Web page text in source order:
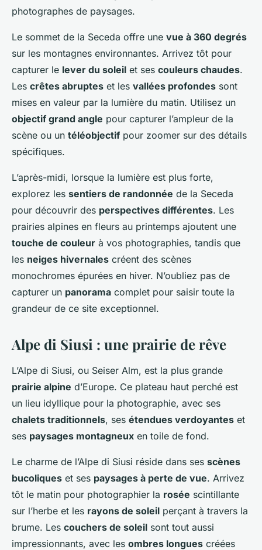
photographes de paysages.
Le sommet de la Seceda offre une vue à 360 degrés
sur les montagnes environnantes. Arrivez tôt pour
capturer le lever du soleil et ses couleurs chaudes.
Les crêtes abruptes et les vallées profondes sont
mises en valeur par la lumière du matin. Utilisez un
objectif grand angle pour capturer l’ampleur de la
scène ou un téléobjectif pour zoomer sur des détails
spécifiques.
L’après-midi, lorsque la lumière est plus forte,
explorez les sentiers de randonnée de la Seceda
pour découvrir des perspectives différentes. Les
prairies alpines en fleurs au printemps ajoutent une
touche de couleur à vos photographies, tandis que
les neiges hivernales créent des scènes
monochromes épurées en hiver. N’oubliez pas de
capturer un panorama complet pour saisir toute la
grandeur de ce site exceptionnel.
Alpe di Siusi : une prairie de rêve
L’Alpe di Siusi, ou Seiser Alm, est la plus grande
prairie alpine d’Europe. Ce plateau haut perché est
un lieu idyllique pour la photographie, avec ses
chalets traditionnels, ses étendues verdoyantes et
ses paysages montagneux en toile de fond.
Le charme de l’Alpe di Siusi réside dans ses scènes
bucoliques et ses paysages à perte de vue. Arrivez
tôt le matin pour photographier la rosée scintillante
sur l’herbe et les rayons de soleil perçant à travers la
brume. Les couchers de soleil sont tout aussi
impressionnants, avec les ombres longues créées